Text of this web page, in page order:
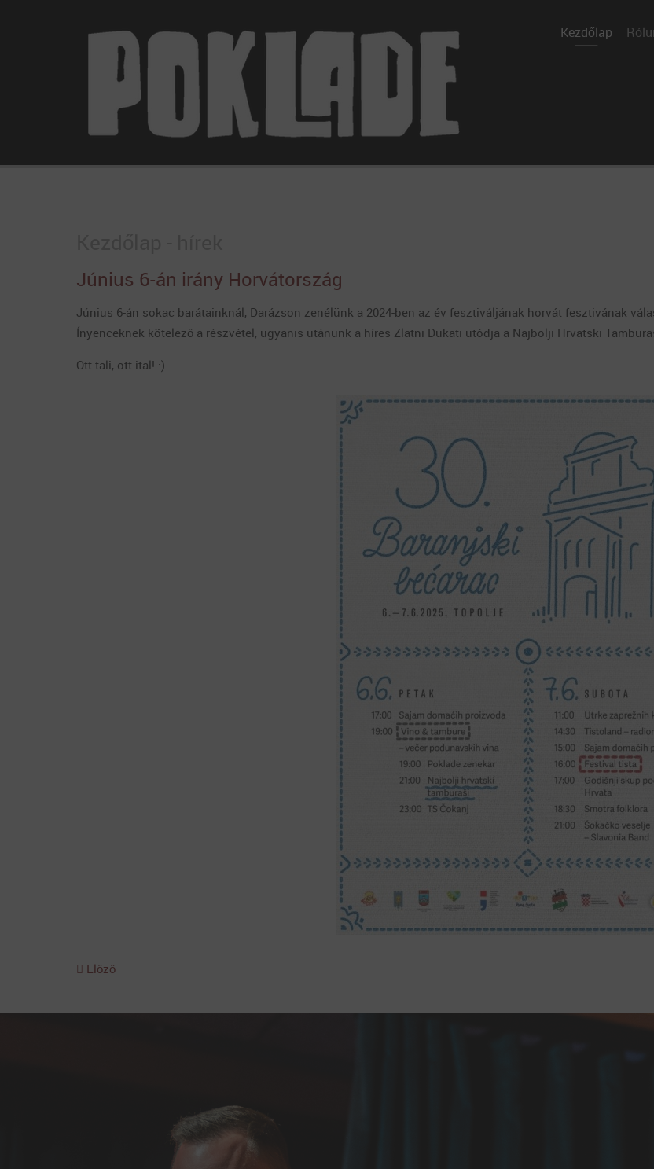
Kezdőlap
Június 6-án irány Horvátország
Június 6-án sokac barátainknál, Darázson zenélünk a 2024-ben az év fesztiváljának horvát fesztivának
Ínyenceknek kötelező a részvétel, ugyanis utánunk a híres Zlatni Dukati utódja a Najbolji Hrvatski
Ott tali, ott ital! :)
Előző